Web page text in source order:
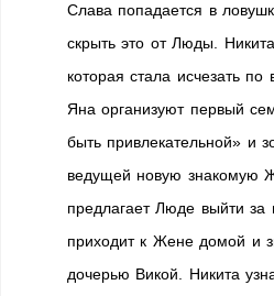
Слава попадается в
скрыть это от Люды.
которая стала исчезать
Яна организуют первый
быть привлекательной» и
ведущей новую знакомую
предлагает Люде выйти за
приходит к Жене домой и
дочерью Викой. Никита